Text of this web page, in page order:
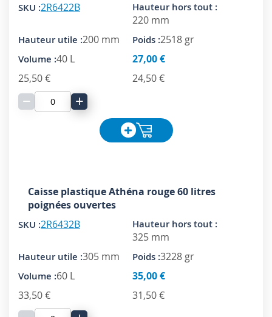
2R6422B
220 mm
200 mm
2518 gr
40 L
27,00 €
25,50 €
24,50 €
− +
Caisse plastique Athéna rouge 60 litres
poignées ouvertes
2R6432B
325 mm
305 mm
3228 gr
60 L
35,00 €
33,50 €
31,50 €